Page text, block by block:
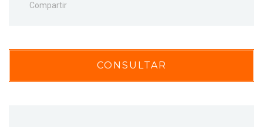
Compartir
CONSULTAR